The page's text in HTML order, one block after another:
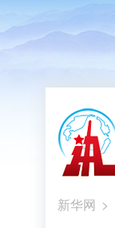
新华网 >